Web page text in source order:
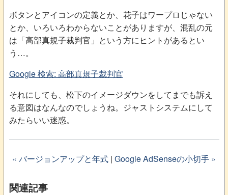
ボタンとアイコンの定義とか、花子はワープロじゃない
とか、いろいろわからないことがありますが、混乱の元
は「高部真規子裁判官」という方にヒントがあるとい
う…。
Google 検索: 高部真規子裁判官
それにしても、松下のイメージダウンをしてまでも訴え
る意図はなんなのでしょうね。ジャストシステムにして
みたらいい迷惑。
« バージョンアップと年式 | Google AdSenseの小切手 »
関連記事